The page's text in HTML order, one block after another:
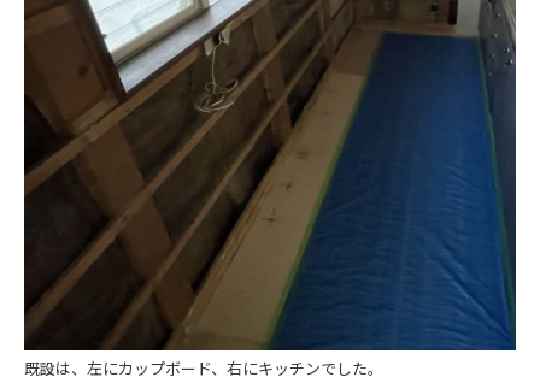
資料請求・お問い合わせ
既設は、左にカップボード、右にキッチンでした。